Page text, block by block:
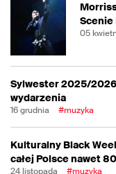
05
Sylwester 2025/
wydarzenia
16 grudnia #muzyka
Kulturalny Black
całej Polsce nawet
24 listopada #muzyka